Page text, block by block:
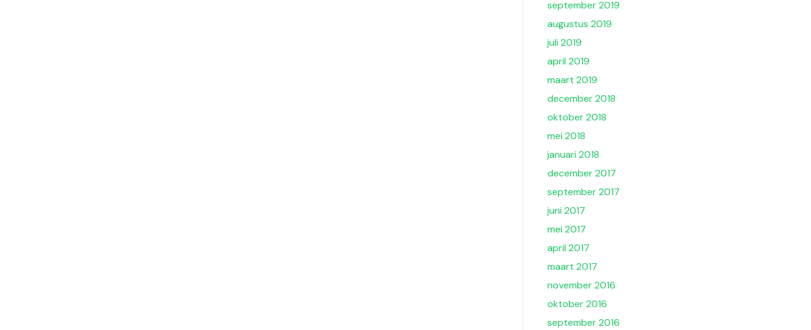
september 2019
augustus 2019
juli 2019
april 2019
maart 2019
december 2018
oktober 2018
mei 2018
januari 2018
december 2017
september 2017
juni 2017
mei 2017
april 2017
maart 2017
november 2016
oktober 2016
september 2016